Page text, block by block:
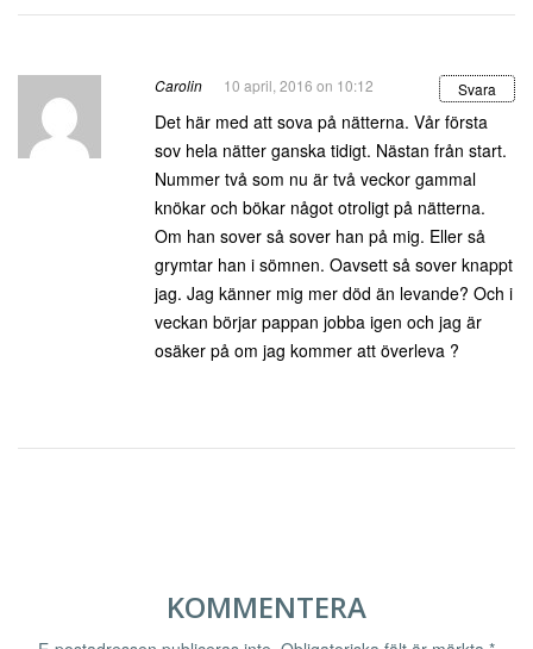
Carolin 10 april, 2016 on 10:12 Svara
Det här med att sova på nätterna. Vår första
sov hela nätter ganska tidigt. Nästan från start.
Nummer två som nu är två veckor gammal
knökar och bökar något otroligt på nätterna.
Om han sover så sover han på mig. Eller så
grymtar han i sömnen. Oavsett så sover knappt
jag. Jag känner mig mer död än levande? Och i
veckan börjar pappan jobba igen och jag är
osäker på om jag kommer att överleva ?
KOMMENTERA